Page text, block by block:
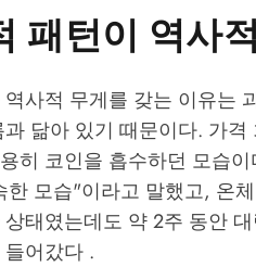
패턴이 역사
사적 무게를 갖는 이유는
과 닮아 있기 때문이다. 가
히 코인을 흡수하던 모습
한 모습"이라고 말했고, 온
태였는데도 약 2주 동안
어갔다 .